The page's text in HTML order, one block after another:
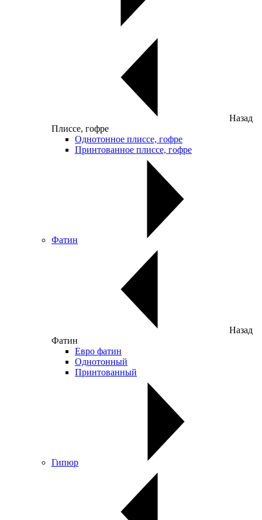
Назад
Плиссе, гофре
Однотонное плиссе, гофре
Принтованное плиссе, гофре
Фатин
Назад
Фатин
Евро фатин
Однотонный
Принтованный
Гипюр